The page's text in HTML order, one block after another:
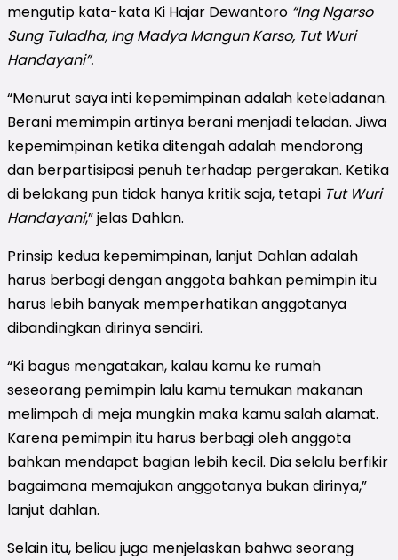
mengutip kata-kata Ki Hajar Dewantoro “Ing Ngarso
Sung Tuladha, Ing Madya Mangun Karso, Tut Wuri
Handayani”.
“Menurut saya inti kepemimpinan adalah keteladanan.
Berani memimpin artinya berani menjadi teladan. Jiwa
kepemimpinan ketika ditengah adalah mendorong
dan berpartisipasi penuh terhadap pergerakan. Ketika
di belakang pun tidak hanya kritik saja, tetapi Tut Wuri
Handayani,” jelas Dahlan.
Prinsip kedua kepemimpinan, lanjut Dahlan adalah
harus berbagi dengan anggota bahkan pemimpin itu
harus lebih banyak memperhatikan anggotanya
dibandingkan dirinya sendiri.
“Ki bagus mengatakan, kalau kamu ke rumah
seseorang pemimpin lalu kamu temukan makanan
melimpah di meja mungkin maka kamu salah alamat.
Karena pemimpin itu harus berbagi oleh anggota
bahkan mendapat bagian lebih kecil. Dia selalu berfikir
bagaimana memajukan anggotanya bukan dirinya,”
lanjut dahlan.
Selain itu, beliau juga menjelaskan bahwa seorang